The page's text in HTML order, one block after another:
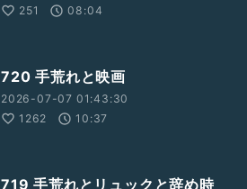
251
08:04
720 手荒れと映画
2026-07-07 01:43:30
1262
10:37
719 手荒れとリュックと辞め時